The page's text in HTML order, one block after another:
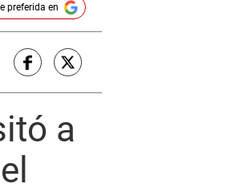
preferida en
a